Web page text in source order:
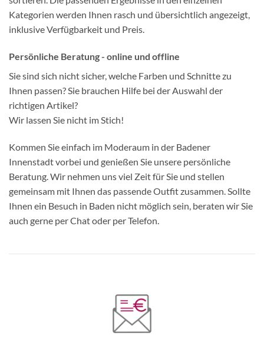
Kategorien werden Ihnen rasch und übersichtlich angezeigt,
inklusive Verfügbarkeit und Preis.
Persönliche Beratung - online und offline
Sie sind sich nicht sicher, welche Farben und Schnitte zu
Ihnen passen? Sie brauchen Hilfe bei der Auswahl der
richtigen Artikel?
Wir lassen Sie nicht im Stich!
Kommen Sie einfach im Moderaum in der Badener
Innenstadt vorbei und genießen Sie unsere persönliche
Beratung. Wir nehmen uns viel Zeit für Sie und stellen
gemeinsam mit Ihnen das passende Outfit zusammen. Sollte
Ihnen ein Besuch in Baden nicht möglich sein, beraten wir Sie
auch gerne per Chat oder per Telefon.